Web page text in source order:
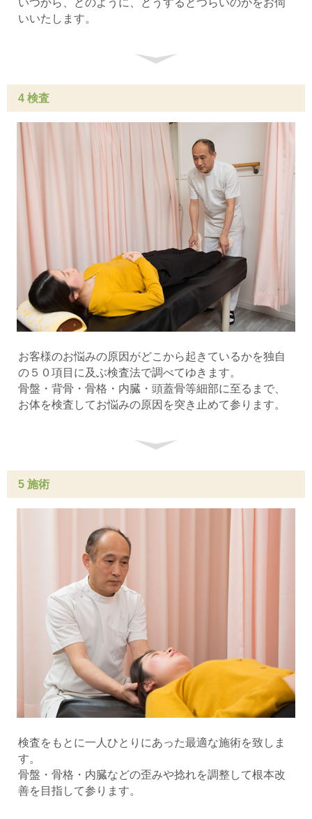
いつから、どのように、どうするとつらいのかをお伺
いいたします。
4 検査
お客様のお悩みの原因がどこから起きているかを独自
の５０項目に及ぶ検査法で調べてゆきます。
骨盤・背骨・骨格・内臓・頭蓋骨等細部に至るまで、
お体を検査してお悩みの原因を突き止めて参ります。
5 施術
検査をもとに一人ひとりにあった最適な施術を致しま
す。
骨盤・骨格・内臓などの歪みや捻れを調整して根本改
善を目指して参ります。